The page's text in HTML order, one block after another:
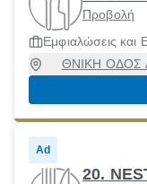
Προβολή
Εμφιαλώσεις
ΘΝΙΚΗ ΟΔΟΣ
Ad
20.